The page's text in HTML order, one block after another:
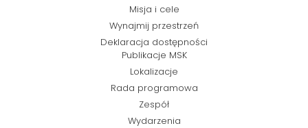
Misja i cele
Wynajmij przestrzeń
Deklaracja dostępności
Publikacje MSK
Lokalizacje
Rada programowa
Zespół
Wydarzenia